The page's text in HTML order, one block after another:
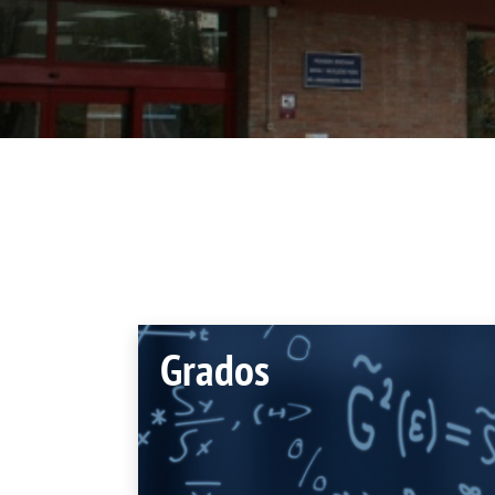
Directorio por plantas
Tu Facultad
Trabajos fin de
Grados